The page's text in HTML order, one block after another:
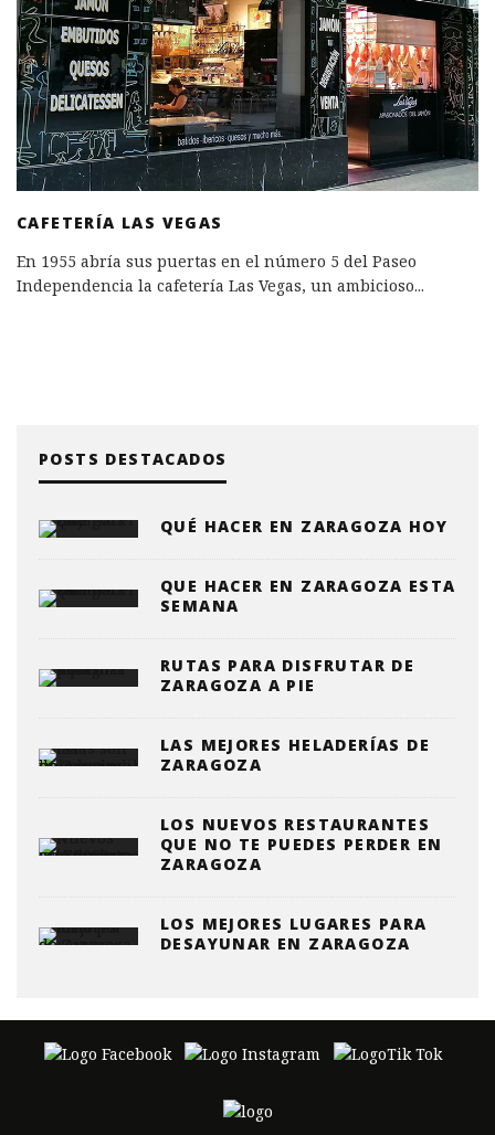
CAFETERÍA LAS VEGAS
En 1955 abría sus puertas en el número 5 del Paseo
Independencia la cafetería Las Vegas, un ambicioso...
POSTS DESTACADOS
QUÉ HACER EN ZARAGOZA HOY
QUE HACER EN ZARAGOZA ESTA
SEMANA
RUTAS PARA DISFRUTAR DE
ZARAGOZA A PIE
LAS MEJORES HELADERÍAS DE
ZARAGOZA
LOS NUEVOS RESTAURANTES
QUE NO TE PUEDES PERDER EN
ZARAGOZA
LOS MEJORES LUGARES PARA
DESAYUNAR EN ZARAGOZA